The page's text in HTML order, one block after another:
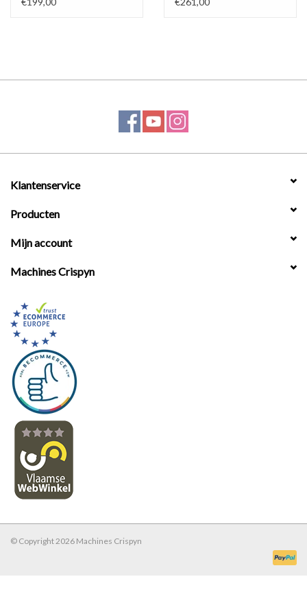
Klantenservice
Producten
Mijn account
Machines Crispyn
© Copyright 2026 Machines Crispyn